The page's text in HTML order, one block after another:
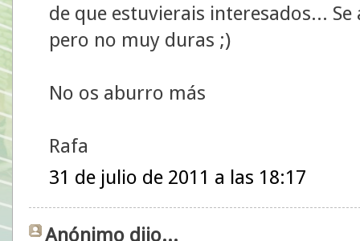
de que estuvierais interesados...
pero no muy duras ;)
No os aburro más
Rafa
31 de julio de 2011 a las 18:17
Anónimo dijo...